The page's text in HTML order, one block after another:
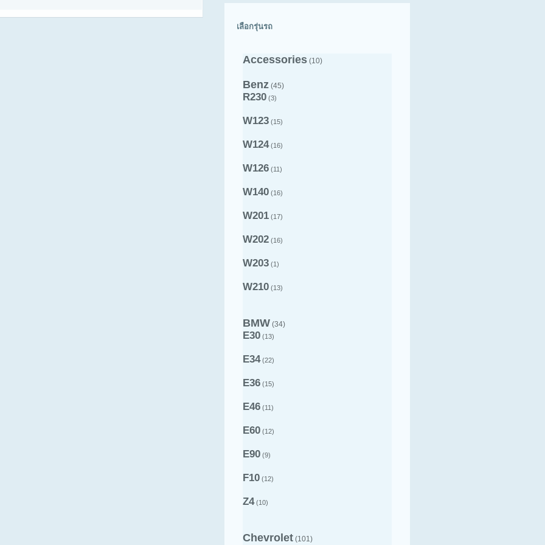
เลือกรุ่นรถ
Accessories (10)
Benz (45)
R230 (3)
W123 (15)
W124(16)
W126 (11)
W140 (16)
W201 (17)
W202 (16)
W203 (1)
W210 (13)
BMW (34)
E30 (13)
E34(22)
E36 (15)
E46 (11)
E60 (12)
E90 (9)
F10 (12)
Z4(10)
Chevrolet (101)